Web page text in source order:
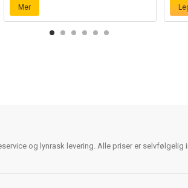
Mer
og lynrask levering. Alle priser er